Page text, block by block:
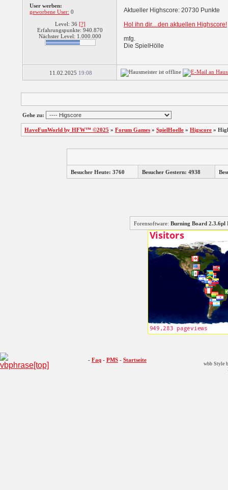
User werben:
geworbene User: 0
Level: 36 [?]
Erfahrungspunkte: 940.870
Nächster Level: 1.000.000
Aktueller Highscore: 20730 Punkte
Hol ihn dir....den aktuellen Highscore!
mfg.
Die SpielHölle
11.02.2025 19:08
Gehe zu:
HaveFunWorld by HFW™ ©2025 » Forum Games » SpielHoelle » Higscore »
Besucher Heute: 3760 Besucher Gestern: 4938
Forensoftware: Burning Board
- Faq - PMS - Startseite
wbb Style